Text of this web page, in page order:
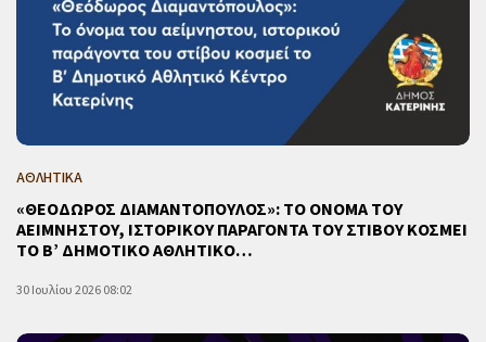
ΑΘΛΗΤΙΚΑ
«ΘΕΟΔΩΡΟΣ ΔΙΑΜΑΝΤΟΠΟΥΛΟΣ»: ΤΟ ΟΝΟΜΑ ΤΟΥ
ΑΕΙΜΝΗΣΤΟΥ, ΙΣΤΟΡΙΚΟΥ ΠΑΡΑΓΟΝΤΑ ΤΟΥ ΣΤΙΒΟΥ ΚΟΣΜΕΙ
ΤΟ Β’ ΔΗΜΟΤΙΚΟ ΑΘΛΗΤΙΚΟ…
30 Ιουλίου 2026 08:02